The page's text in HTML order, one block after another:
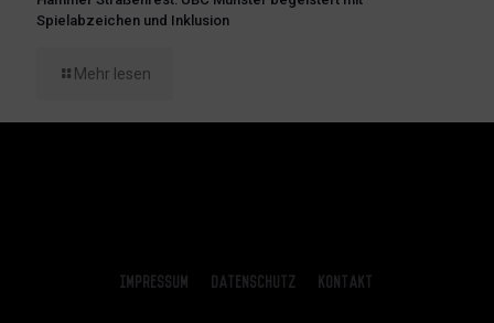
Spielabzeichen und Inklusion
Mehr lesen
Impressum Datenschutz Kontakt